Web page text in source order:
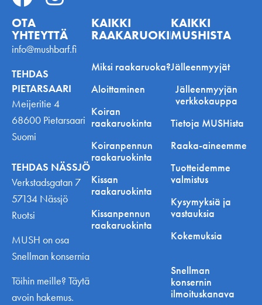
OTA
YHTEYTTÄ
info@mushbarf.fi
TEHDAS
PIETARSAARI
Meijeritie 4
68600 Pietarsaari
Suomi
TEHDAS NÄSSJÖ
Verkstadsgatan 7
57134 Nässjö
Ruotsi
MUSH on osa
Snellman konsernia
Töihin meille? Täytä
avoin hakemus.
KAIKKI
RAAKARUOKINNASTA
Miksi raakaruoka?
Aloittaminen
Koiran
raakaruokinta
Koiranpennun
raakaruokinta
Kissan
raakaruokinta
Kissanpennun
raakaruokinta
KAIKKI
MUSHISTA
Jälleenmyyjät
Jälleenmyyjän
verkkokauppa
Tietoja MUSHista
Raaka-aineemme
Tuotteidemme
valmistus
Kysymyksiä ja
vastauksia
Kokemuksia
Snellman
konsernin
ilmoituskanava